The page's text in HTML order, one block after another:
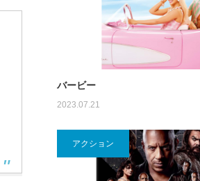
バービー
2023.07.21
アクション